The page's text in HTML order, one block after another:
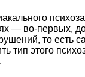
— во-первых,
то есть
тип этого